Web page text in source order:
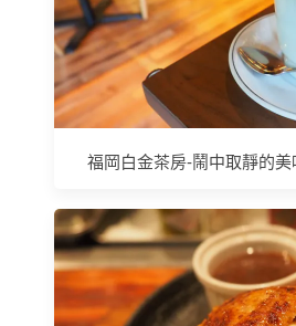
福岡白金茶房-鬧中取靜的